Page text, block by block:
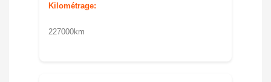
Kilométrage:
227000km